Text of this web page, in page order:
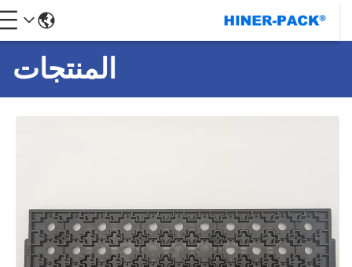
المنتجات